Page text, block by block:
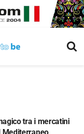
tra i mercatini